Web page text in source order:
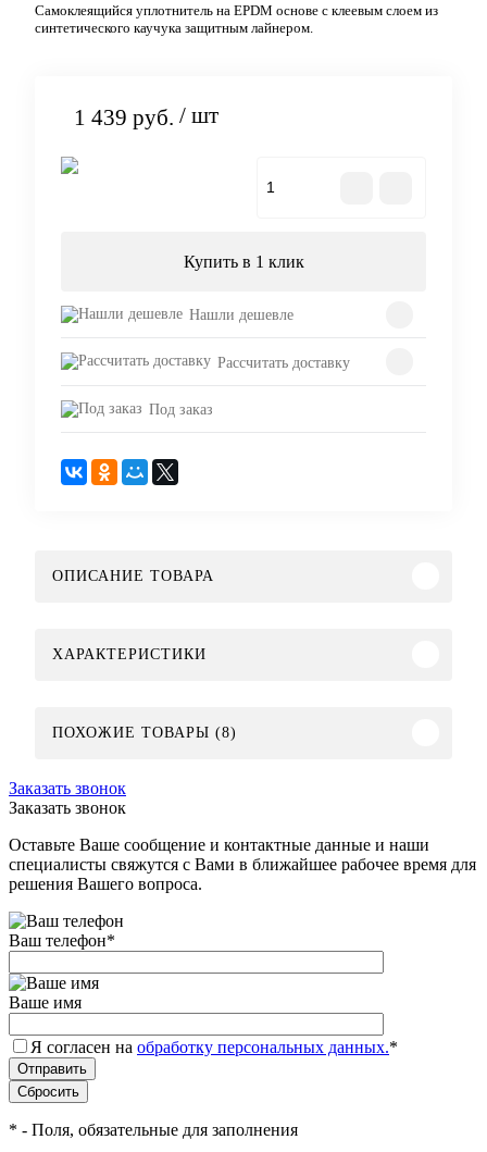
Самоклеящийся уплотнитель на EPDM основе с клеевым слоем из
синтетического каучука защитным лайнером.
1 439 руб. / шт
Купить в 1 клик
Нашли дешевле
Рассчитать доставку
Под заказ
ОПИСАНИЕ ТОВАРА
ХАРАКТЕРИСТИКИ
ПОХОЖИЕ ТОВАРЫ (8)
Заказать звонок
Заказать звонок
Оставьте Ваше сообщение и контактные данные и наши
специалисты свяжутся с Вами в ближайшее рабочее время для
решения Вашего вопроса.
Ваш телефон*
Ваше имя
Я согласен на обработку персональных данных.*
* - Поля, обязательные для заполнения